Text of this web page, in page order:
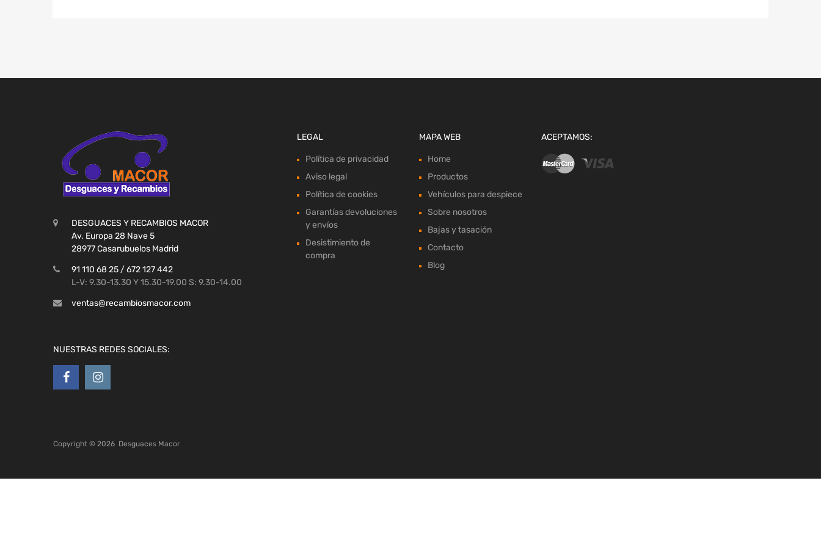
DESGUACES Y RECAMBIOS MACOR
Av. Europa 28 Nave 5
28977 Casarubuelos Madrid
91 110 68 25 / 672 127 442
L-V: 9.30-13.30 Y 15.30-19.00 S: 9.30-14.00
ventas@recambiosmacor.com
NUESTRAS REDES SOCIALES:
LEGAL
Política de privacidad
Aviso legal
Política de cookies
Garantías devoluciones
y envíos
Desistimiento de
compra
MAPA WEB
Home
Productos
Vehículos para despiece
Sobre nosotros
Bajas y tasación
Contacto
Blog
ACEPTAMOS:
Copyright © 2026 Desguaces Macor